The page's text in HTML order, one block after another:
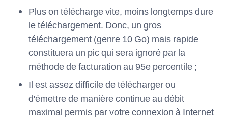
Plus on télécharge vite, moins longtemps dure
le téléchargement. Donc, un gros
téléchargement (genre 10 Go) mais rapide
constituera un pic qui sera ignoré par la
méthode de facturation au 95e percentile ;
Il est assez difficile de télécharger ou
d'émettre de manière continue au débit
maximal permis par votre connexion à Internet